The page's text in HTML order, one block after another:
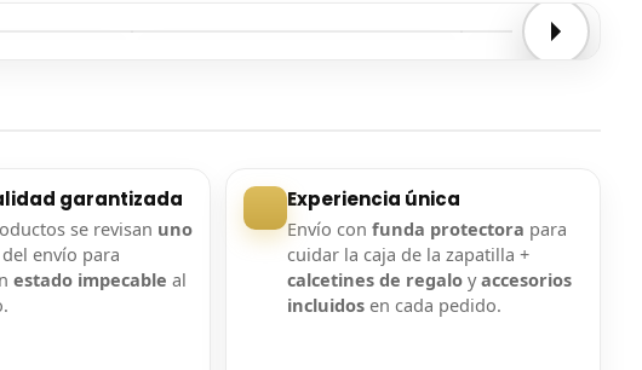
Entrega confirmada
garantizada
se revisan uno
envío para
estado impecable al
Experiencia única
Envío confunda protectora para
cuidar la caja de la zapatilla +
calcetines de regalo yaccesorios
incluidos en cada pedido.